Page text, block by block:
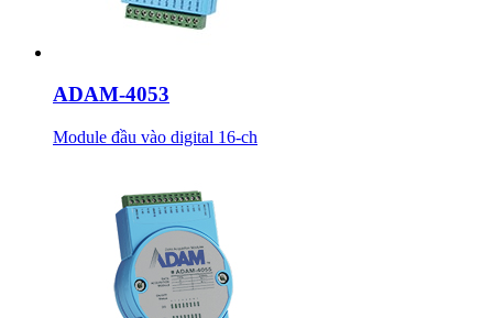
ADAM-4053
Module đầu vào digital 16-ch